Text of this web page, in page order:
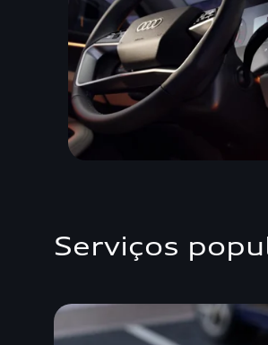
Serviços